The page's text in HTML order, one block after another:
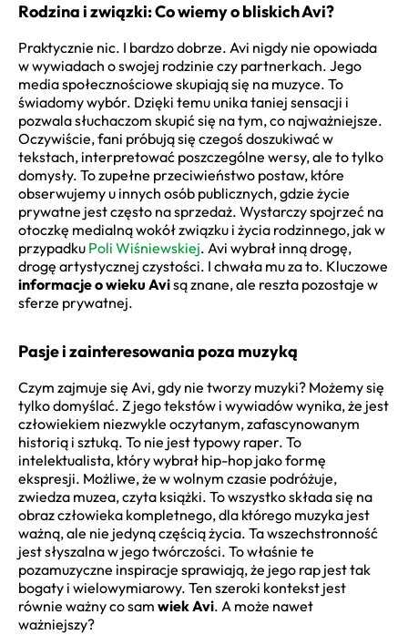
Rodzina i związki: Co wiemy o bliskich Avi?
Praktycznie nic. I bardzo dobrze. Avi nigdy nie opowiada
w wywiadach o swojej rodzinie czy partnerkach. Jego
media społecznościowe skupiają się na muzyce. To
świadomy wybór. Dzięki temu unika taniej sensacji i
pozwala słuchaczom skupić się na tym, co najważniejsze.
Oczywiście, fani próbują się czegoś doszukiwać w
tekstach, interpretować poszczególne wersy, ale to tylko
domysły. To zupełne przeciwieństwo postaw, które
obserwujemy u innych osób publicznych, gdzie życie
prywatne jest często na sprzedaż. Wystarczy spojrzeć na
otoczkę medialną wokół związku i życia rodzinnego, jak w
przypadku Poli Wiśniewskiej. Avi wybrał inną drogę,
drogę artystycznej czystości. I chwała mu za to. Kluczowe
informacje o wieku Avisą znane, ale reszta pozostaje w
sferze prywatnej.
Pasje i zainteresowania poza muzyką
Czym zajmuje się Avi, gdy nie tworzy muzyki? Możemy się
tylko domyślać. Z jego tekstów i wywiadów wynika, że jest
człowiekiem niezwykle oczytanym, zafascynowanym
historią i sztuką. To nie jest typowy raper. To
intelektualista, który wybrał hip-hop jako formę
ekspresji. Możliwe, że w wolnym czasie podróżuje,
zwiedza muzea, czyta książki. To wszystko składa się na
obraz człowieka kompletnego, dla którego muzyka jest
ważną, ale nie jedyną częścią życia. Ta wszechstronność
jest słyszalna w jego twórczości. To właśnie te
pozamuzyczne inspiracje sprawiają, że jego rap jest tak
bogaty i wielowymiarowy. Ten szeroki kontekst jest
równie ważny co sam wiek Avi. A może nawet
ważniejszy?